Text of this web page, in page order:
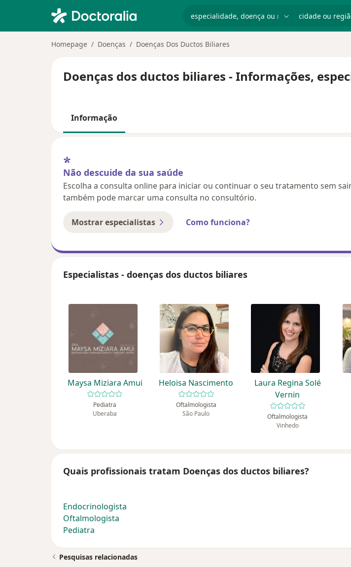
Homepage Doenças Doenças Dos Ductos Biliares
Doenças dos ductos biliares - Informações,
Informação
Não descuide da sua saúde
Escolha a consulta online para iniciar ou continuar o seu tratamento sem
também pode marcar uma consulta no consultório.
Mostrar especialistas Como funciona?
Especialistas - doenças dos ductos biliares
Maysa Miziara Amui
Pediatra
Uberaba
Heloisa Nascimento
Oftalmologista
São Paulo
Laura Regina Solé
Vernin
Oftalmologista
Vinhedo
Quais profissionais tratam Doenças dos ductos biliares?
Endocrinologista
Oftalmologista
Pediatra
Pesquisas relacionadas